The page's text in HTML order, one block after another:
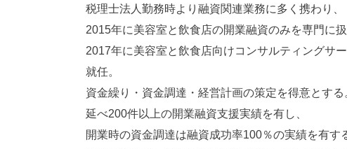
税理士法人勤務時より融資関連業務に多く携わり、
2015年に美容室と飲食店の開業融資のみを専門に
2017年に美容室と飲食店向けコンサルティングサ
就任。
資金繰り・資金調達・経営計画の策定を得意とする
延べ200件以上の開業融資支援実績を有し、
開業時の資金調達は融資成功率100％の実績を有す